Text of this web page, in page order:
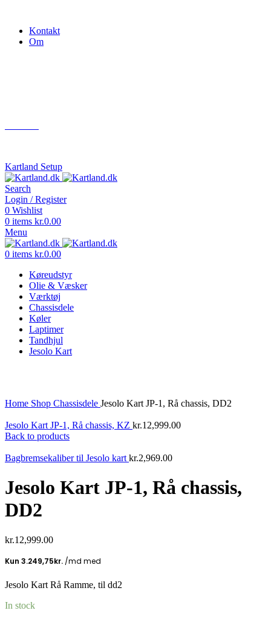
Kontakt
Om
Kartland Setup
Search
Login / Register
0 Wishlist
0 items kr.0.00
Menu
0 items kr.0.00
Køreudstyr
Olie & Væsker
Værktøj
Chassisdele
Køler
Laptimer
Tandhjul
Jesolo Kart
Home Shop Chassisdele Jesolo Kart JP-1, Rå chassis, DD2
Jesolo Kart JP-1, Rå chassis, KZ kr.12,999.00
Back to products
Bagbremsekaliber til Jesolo kart kr.2,969.00
Jesolo Kart JP-1, Rå chassis,
DD2
kr.12,999.00
Jesolo Kart Rå Ramme, til dd2
In stock